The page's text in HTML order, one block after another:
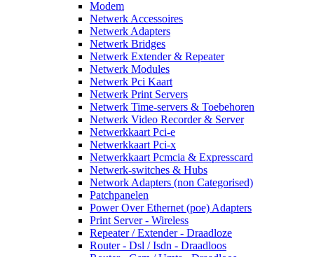
Modem
Netwerk Accessoires
Netwerk Adapters
Netwerk Bridges
Netwerk Extender & Repeater
Netwerk Modules
Netwerk Pci Kaart
Netwerk Print Servers
Netwerk Time-servers & Toebehoren
Netwerk Video Recorder & Server
Netwerkkaart Pci-e
Netwerkkaart Pci-x
Netwerkkaart Pcmcia & Expresscard
Netwerk-switches & Hubs
Network Adapters (non Categorised)
Patchpanelen
Power Over Ethernet (poe) Adapters
Print Server - Wireless
Repeater / Extender - Draadloze
Router - Dsl / Isdn - Draadloos